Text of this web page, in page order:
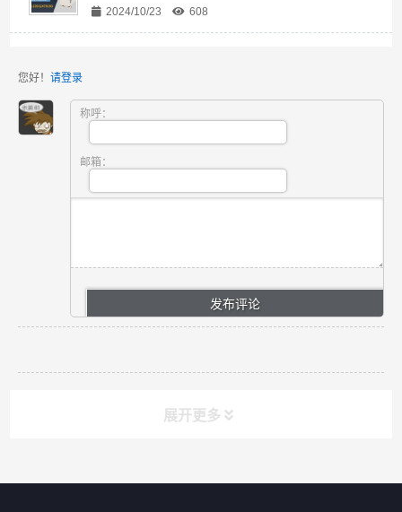
2024/10/23 608
您好！ 请登录
称呼：
邮箱：
展开更多